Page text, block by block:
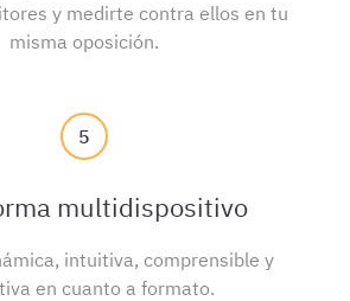
y medirte contra ellos en tu
misma oposición.
5
multidispositivo
intuitiva, comprensible y
en cuanto a formato.